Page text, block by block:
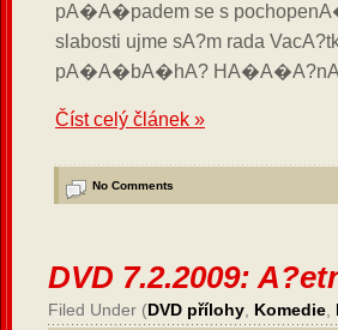
pA�A�padem se s
slabosti ujme sA?m rada
pA�A�bA�hA?
Číst celý článek »
No Comments
DVD 7.2.2009:
Filed Under (DVD přílohy Komedie